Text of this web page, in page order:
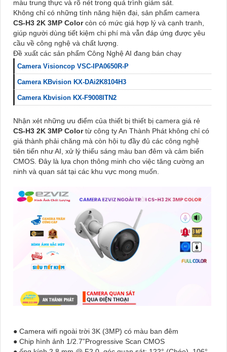
màu trung thực và rõ nét trong quá trình giám sát.
Không chỉ có những tính năng hiện đại, sản phẩm camera
CS-H3 2K 3MP Colorcòn có mức giá hợp lý và cạnh tranh,
giúp người dùng tiết kiệm chi phí mà vẫn đáp ứng được yêu
cầu về công nghệ và chất lượng.
Đề xuất các sản phẩm Công Nghệ AI đang bán chạy
Camera Visioncop VSC-IPA0650R-P
Camera KBvision KX-DAi2K8104H3
Camera Kbvision KX-F9008ITN2
Nhận xét những ưu điểm của thiết bị thiết bị camera giá rẻ
CS-H3 2K 3MP Colortừ công ty An Thành Phát không chỉ có
giá thành phải chăng mà còn hội tụ đầy đủ các công nghệ
tiên tiến như AI, xử lý thiếu sáng màu ban đêm và cảm biến
CMOS. Đây là lựa chọn thông minh cho việc tăng cường an
ninh và quan sát tại các khu vực mong muốn.
● Camera wifi ngoài trời 3K (3MP) có màu ban đêm
● Chip hình ảnh 1/2.7”Progressive Scan CMOS